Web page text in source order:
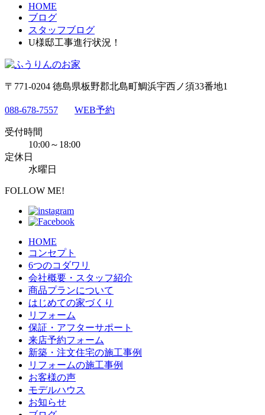
HOME
ブログ
スタッフブログ
U様邸工事進行状況！
〒771-0204 徳島県板野郡北島町鯛浜宇西ノ須33番地1
088-678-7557 WEB予約
受付時間
10:00～18:00
定休日
水曜日
FOLLOW ME!
HOME
コンセプト
6つのコダワリ
会社概要・スタッフ紹介
商品プランについて
はじめての家づくり
リフォーム
保証・アフターサポート
来店予約フォーム
新築・注文住宅の施工事例
リフォームの施工事例
お客様の声
モデルハウス
お知らせ